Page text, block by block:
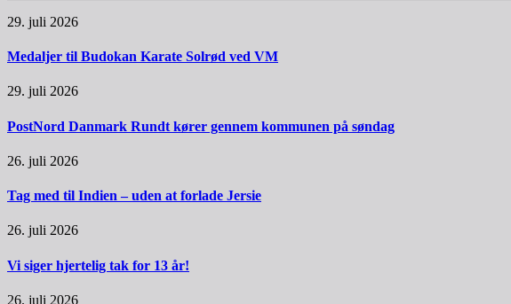
29. juli 2026
Medaljer til Budokan Karate Solrød ved VM
29. juli 2026
PostNord Danmark Rundt kører gennem kommunen på søndag
26. juli 2026
Tag med til Indien – uden at forlade Jersie
26. juli 2026
Vi siger hjertelig tak for 13 år!
26. juli 2026